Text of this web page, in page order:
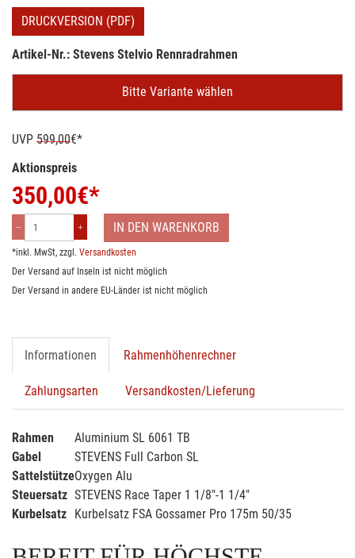
DRUCKVERSION (PDF)
Artikel-Nr.: Stevens Stelvio Rennradrahmen
Bitte Variante wählen
UVP 599,00€*
Aktionspreis
350,00€*
IN DEN WARENKORB
*inkl. MwSt, zzgl. Versandkosten
Der Versand auf Inseln ist nicht möglich
Der Versand in andere EU-Länder ist nicht möglich
Informationen Rahmenhöhenrechner
Zahlungsarten Versandkosten/Lieferung
Rahmen
Aluminium SL 6061 TB
Gabel
STEVENS Full Carbon SL
SattelstützeOxygen Alu
Steuersatz STEVENS Race Taper 1 1/8"-1 1/4"
Kurbelsatz Kurbelsatz FSA Gossamer Pro 175m 50/35